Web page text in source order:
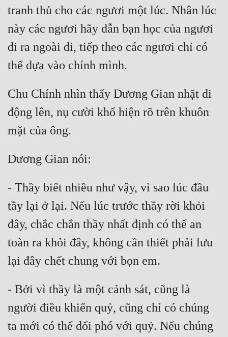
tranh thủ cho các ngươi một lúc. Nhân lúc
này các ngươi hãy dẫn bạn học của ngươi
đi ra ngoài đi, tiếp theo các ngươi chỉ có
Chu Chính nhìn thấy Dương Gian nhặt di
động lên, nụ cười khổ hiện rõ trên khuôn
- Thầy biết nhiều như vậy, vì sao lúc đầu
tầy lại ở lại. Nếu lúc trước thầy rời khỏi
đây, chắc chắn thầy nhất định có thể an
toàn ra khỏi đây, không cần thiết phải lưu
- Bởi vì thầy là một cảnh sát, cũng là
người điều khiển quỷ, cũng chỉ có chúng
ta mới có thể đối phó với quỷ. Nếu chúng